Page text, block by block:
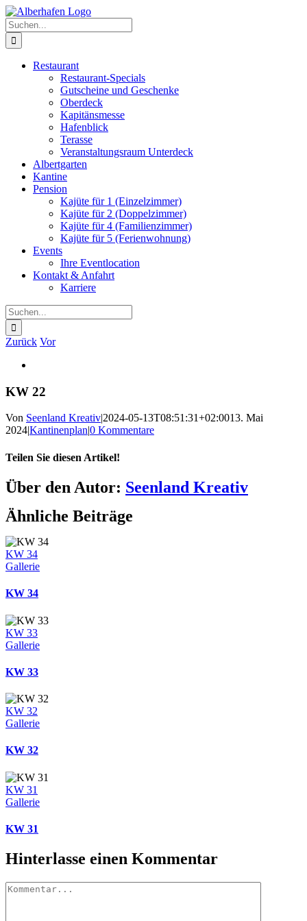
Zum
Inhalt
springen
Facebook
Twitter
Instagram
Pinterest
Suche
nach:
Restaurant
Restaurant-Specials
Gutscheine und Geschenke
Oberdeck
Kapitänsmesse
Hafenblick
Terasse
Veranstaltungsraum Unterdeck
Albertgarten
Kantine
Pension
Kajüte für 1 (Einzelzimmer)
Kajüte für 2 (Doppelzimmer)
Kajüte für 4 (Familienzimmer)
Kajüte für 5 (Ferienwohnung)
Events
Ihre Eventlocation
Kontakt & Anfahrt
Karriere
Suche
nach:
Zurück Vor
Bild
KW 22
Von Seenland Kreativ|2024-05-13T08:51:31+02:0013. Mai
2024|Kantinenplan|0 Kommentare
Teilen Sie diesen Artikel!
Facebook
Twitter
Reddit
LinkedIn
WhatsApp
Telegram
Tumblr
Pinterest
Vk
Xing
E-
Mail
Über den Autor: Seenland Kreativ
Ähnliche Beiträge
KW 34
Gallerie
KW 34
KW 33
Gallerie
KW 33
KW 32
Gallerie
KW 32
KW 31
Gallerie
KW 31
Hinterlasse einen Kommentar
Kommentar